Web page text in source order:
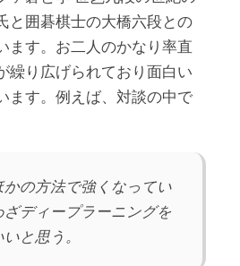
と囲碁棋士の大橋六段との
ます。お二人のかなり率直
繰り広げられており面白い
ます。例えば、対談の中で
の方法で強くなってい
ざディープラーニングを
と思う。